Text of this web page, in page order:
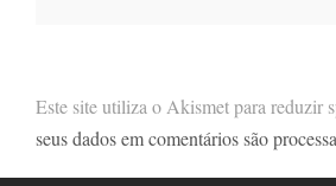
Este site utiliza o Akismet para reduzir
seus dados em comentários são